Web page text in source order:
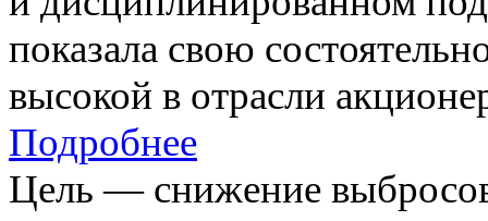
показала свою
высокой в отрасли
Подробнее
Цель — снижение